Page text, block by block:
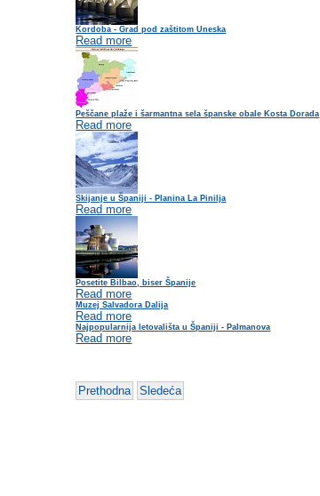
Kordoba - Grad pod zaštitom Uneska
Read more
Peščane plaže i šarmantna sela španske obale Kosta Dorada
Read more
Skijanje u Španiji - Planina La Pinilja
Read more
Posetite Bilbao, biser Španije
Read more
Muzej Salvadora Dalija
Read more
Najpopularnija letovališta u Španiji - Palmanova
Read more
Prethodna Sledeća